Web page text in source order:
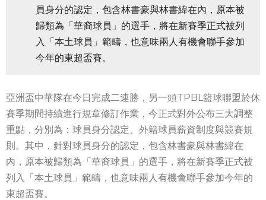
員身分的認定，包含林書豪與林書緯在內，原本被
歸類為「華裔球員」的選手，將在新賽季正式被列
入「本土球員」範疇，也意味兩人有機會聯手參加
今年的東超盃賽。
亞洲盃中華隊在今日完成二連勝，另一頭TPBL籃球聯盟於休
賽季期間持續進行規章修訂作業，今正式對外公布三大調整
重點，分別為：球員身分認定、外籍球員薪資制度與競賽規
則。其中，針對球員身分的認定，包含林書豪與林書緯在
內，原本被歸類為「華裔球員」的選手，將在新賽季正式被
列入「本土球員」範疇，也意味兩人有機會聯手參加今年的
東超盃賽。